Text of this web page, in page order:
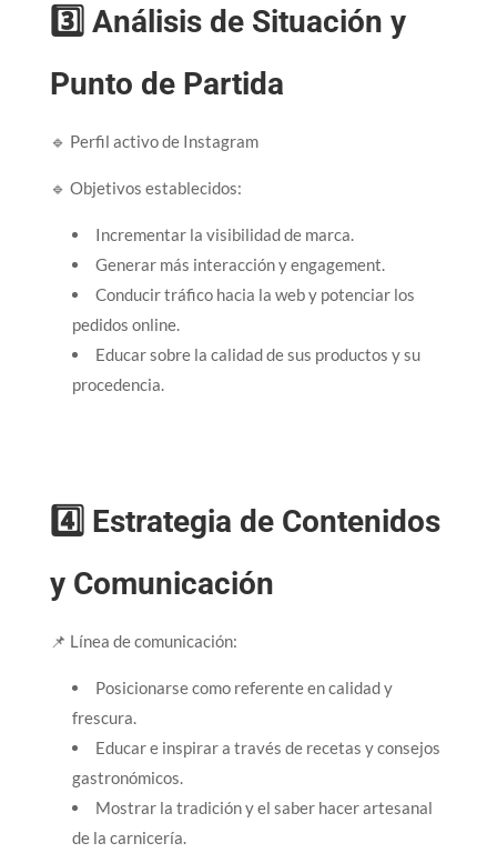
3️⃣ Análisis de Situación y
Punto de Partida
🔹 Perfil activo de Instagram
🔹 Objetivos establecidos:
Incrementar la visibilidad de marca.
Generar más interacción y engagement.
Conducir tráfico hacia la web y potenciar los
pedidos online.
Educar sobre la calidad de sus productos y su
procedencia.
4️⃣ Estrategia de Contenidos
y Comunicación
📌 Línea de comunicación:
Posicionarse como referente en calidad y
frescura.
Educar e inspirar a través de recetas y consejos
gastronómicos.
Mostrar la tradición y el saber hacer artesanal
de la carnicería.